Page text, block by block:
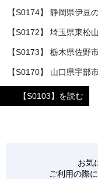
【S0174】 静岡県伊豆
【S0172】 埼玉県東松
【S0173】 栃木県佐野
【S0170】 山口県宇部
【S0171】 山口県宇部
【S0166】 青森県東津
【S0168】 栃木県佐野
【S0103】を読む
お気
ご利用の際